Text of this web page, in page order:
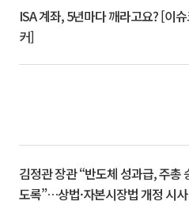
ISA 계좌, 5년마다 깨라고요? [이
커]
김정관 장관 “반도체 성과급, 주총
도록”…상법·자본시장법 개정 시사